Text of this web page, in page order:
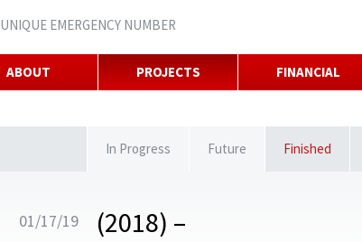
UNIQUE EMERGENCY NUMBER
ABOUT PROJECTS FINANCIAL
In Progress Future Finished
01/17/19 (2018) –